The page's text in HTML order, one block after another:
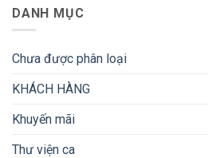
DANH MỤC
Chưa được phân loại
KHÁCH HÀNG
Khuyến mãi
Thư viện ca